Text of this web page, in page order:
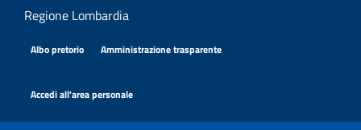
Salta al contenuto principale
Regione Lombardia
Albo pretorio Amministrazione trasparente
Accedi all'area personale